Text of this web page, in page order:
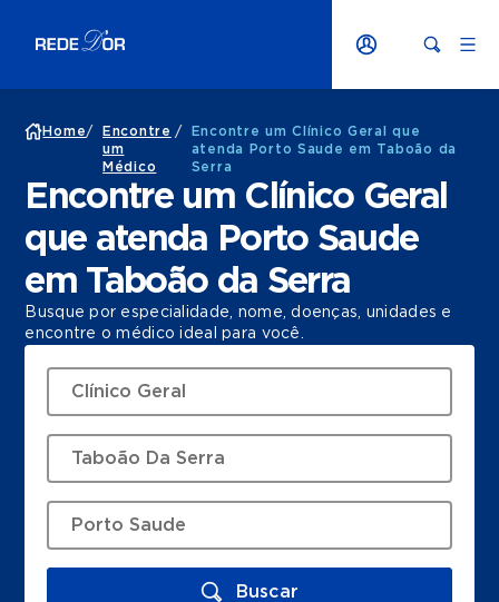
Home/
Encontre
um
Médico
/
Encontre um Clínico Geral que
atenda Porto Saude em Taboão da
Serra
Encontre um Clínico Geral
que atenda Porto Saude
em Taboão da Serra
Busque por especialidade, nome, doenças, unidades e
encontre o médico ideal para você.
Buscar